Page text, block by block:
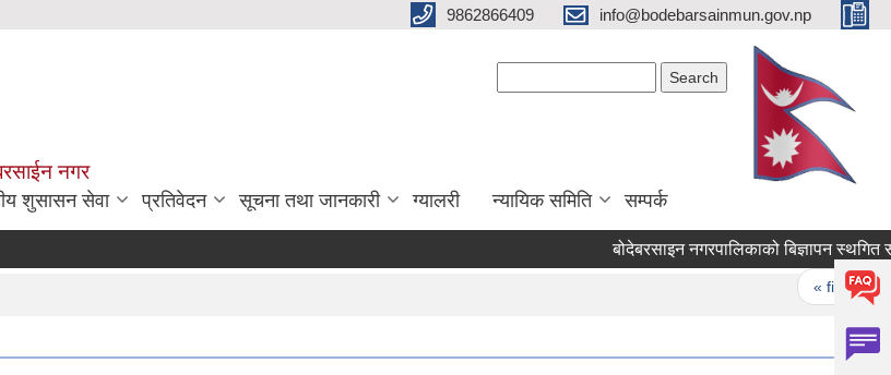
9862866409 info@bodebarsainmun.gov.np
नगर
शुसासन सेवा प्रतिवेदन सूचना तथा जानकारी ग्यालरी न्यायिक समिति सम्पर्क
बोदेबरसाइन नगरपालिकाको बिज्ञापन
« first